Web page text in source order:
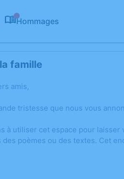
Hommages
famille
amis,
tristesse que nous vous
à utiliser cet espace pour
des poèmes ou des textes. Cet